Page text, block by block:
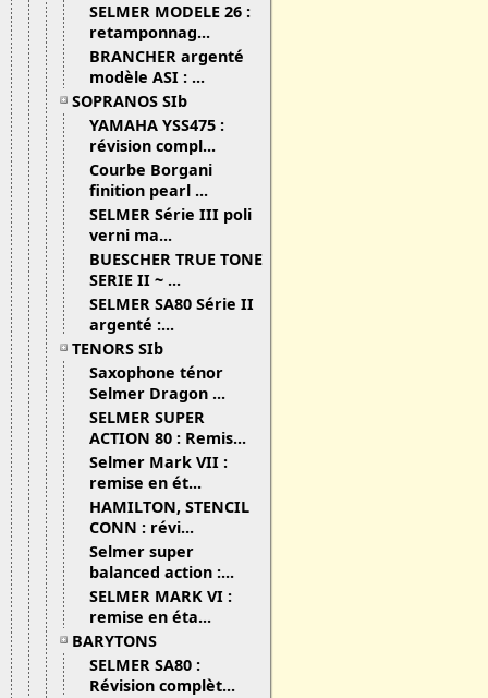
SELMER MODELE 26 :
retamponnag...
BRANCHER argenté
modèle ASI : ...
SOPRANOS SIb
YAMAHA YSS475 :
révision compl...
Courbe Borgani
finition pearl ...
SELMER Série III poli
verni ma...
BUESCHER TRUE TONE
SERIE II ~ ...
SELMER SA80 Série II
argenté :...
TENORS SIb
Saxophone ténor
Selmer Dragon ...
SELMER SUPER
ACTION 80 : Remis...
Selmer Mark VII :
remise en ét...
HAMILTON, STENCIL
CONN : révi...
Selmer super
balanced action :...
SELMER MARK VI :
remise en éta...
BARYTONS
SELMER SA80 :
Révision complèt...